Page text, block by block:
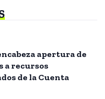
apertura de
a recursos
de la Cuenta